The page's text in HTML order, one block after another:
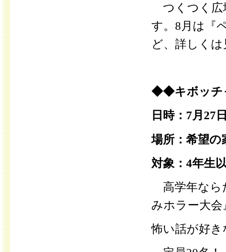
つくつく
す。8月は『
ど、詳しく
◆◆キボッ
日時：7月27
場所：希望の
対象：4年生
高学年なら
みホラー大会
怖い話が好き